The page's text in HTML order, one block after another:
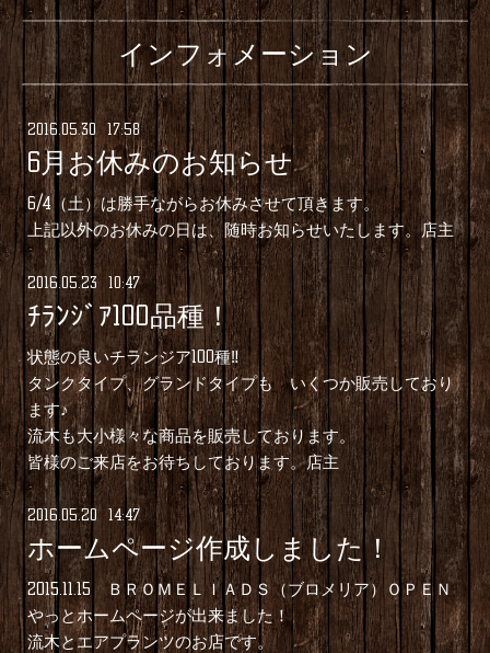
インフォメーション
2016.05.30 17:58
6月お休みのお知らせ
6/4（土）は勝手ながらお休みさせて頂きます。
上記以外のお休みの日は、随時お知らせいたします。店主
2016 05.23 10:47
ﾁﾗﾝｼﾞｱ100品種！
状態の良いチランジア100種‼
タンクタイプ、グランドタイプも いくつか販売しており
ます♪
流木も大小様々な商品を販売しております。
皆様のご来店をお待ちしております。店主
2016 05.20 14:47
ホームページ作成しました！
2015.11.15 ＢＲＯＭＥＬＩＡＤＳ（ブロメリア）ＯＰＥＮ
やっとホームページが出来ました！
流木とエアプランツのお店です。